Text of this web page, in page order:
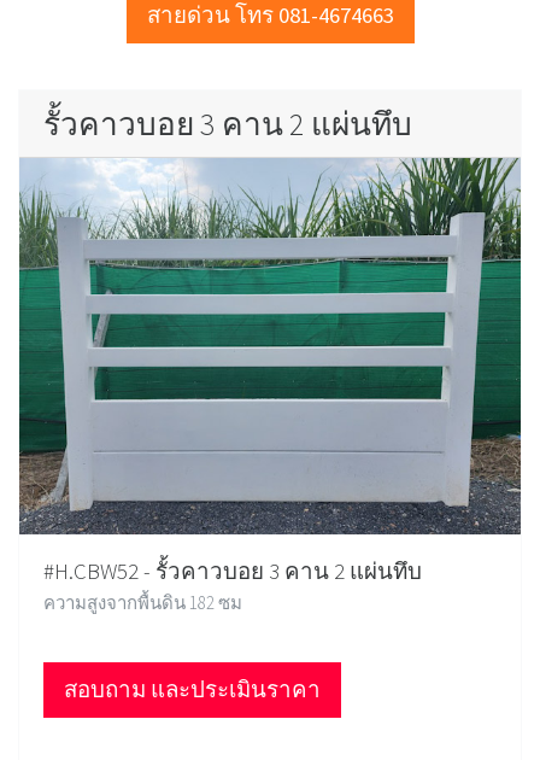
สายด่วน โทร 081-4674663
รั้วคาวบอย 3 คาน 2 แผ่นทึบ
#H.CBW52 - รั้วคาวบอย 3 คาน 2 แผ่นทึบ
ความสูงจากพื้นดิน 182 ซม
สอบถาม และประเมินราคา